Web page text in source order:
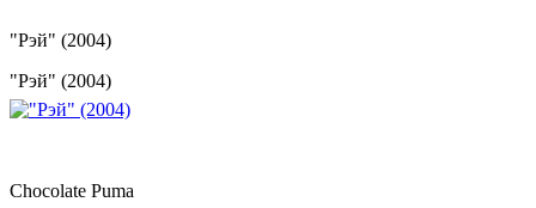
"Рэй" (2004)
"Рэй" (2004)
Chocolate Puma